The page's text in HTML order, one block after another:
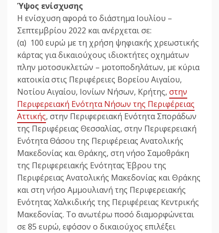
Ύψος ενίσχυσης
Η ενίσχυση αφορά το διάστημα Ιουλίου –
Σεπτεμβρίου 2022 και ανέρχεται σε:
(α) 100 ευρώ με τη χρήση ψηφιακής χρεωστικής
κάρτας για δικαιούχους ιδιοκτήτες οχημάτων
πλην μοτοσυκλετών – μοτοποδηλάτων, με κύρια
κατοικία στις Περιφέρειες Βορείου Αιγαίου,
Νοτίου Αιγαίου, Ιονίων Νήσων, Κρήτης, στην
Περιφερειακή Ενότητα Νήσων της Περιφέρειας
Αττικής, στην Περιφερειακή Ενότητα Σποράδων
της Περιφέρειας Θεσσαλίας, στην Περιφερειακή
Ενότητα Θάσου της Περιφέρειας Ανατολικής
Μακεδονίας και Θράκης, στη νήσο Σαμοθράκη
της Περιφερειακής Ενότητας Έβρου της
Περιφέρειας Ανατολικής Μακεδονίας και Θράκης
και στη νήσο Αμμουλιανή της Περιφερειακής
Ενότητας Χαλκιδικής της Περιφέρειας Κεντρικής
Μακεδονίας. Το ανωτέρω ποσό διαμορφώνεται
σε 85 ευρώ, εφόσον ο δικαιούχος επιλέξει